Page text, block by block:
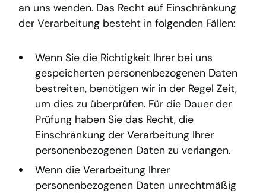
an uns wenden. Das Recht auf Einschränkung
der Verarbeitung besteht in folgenden Fällen:
Wenn Sie die Richtigkeit Ihrer bei uns
gespeicherten personenbezogenen Daten
bestreiten, benötigen wir in der Regel Zeit,
um dies zu überprüfen. Für die Dauer der
Prüfung haben Sie das Recht, die
Einschränkung der Verarbeitung Ihrer
personenbezogenen Daten zu verlangen.
Wenn die Verarbeitung Ihrer
personenbezogenen Daten unrechtmäßig